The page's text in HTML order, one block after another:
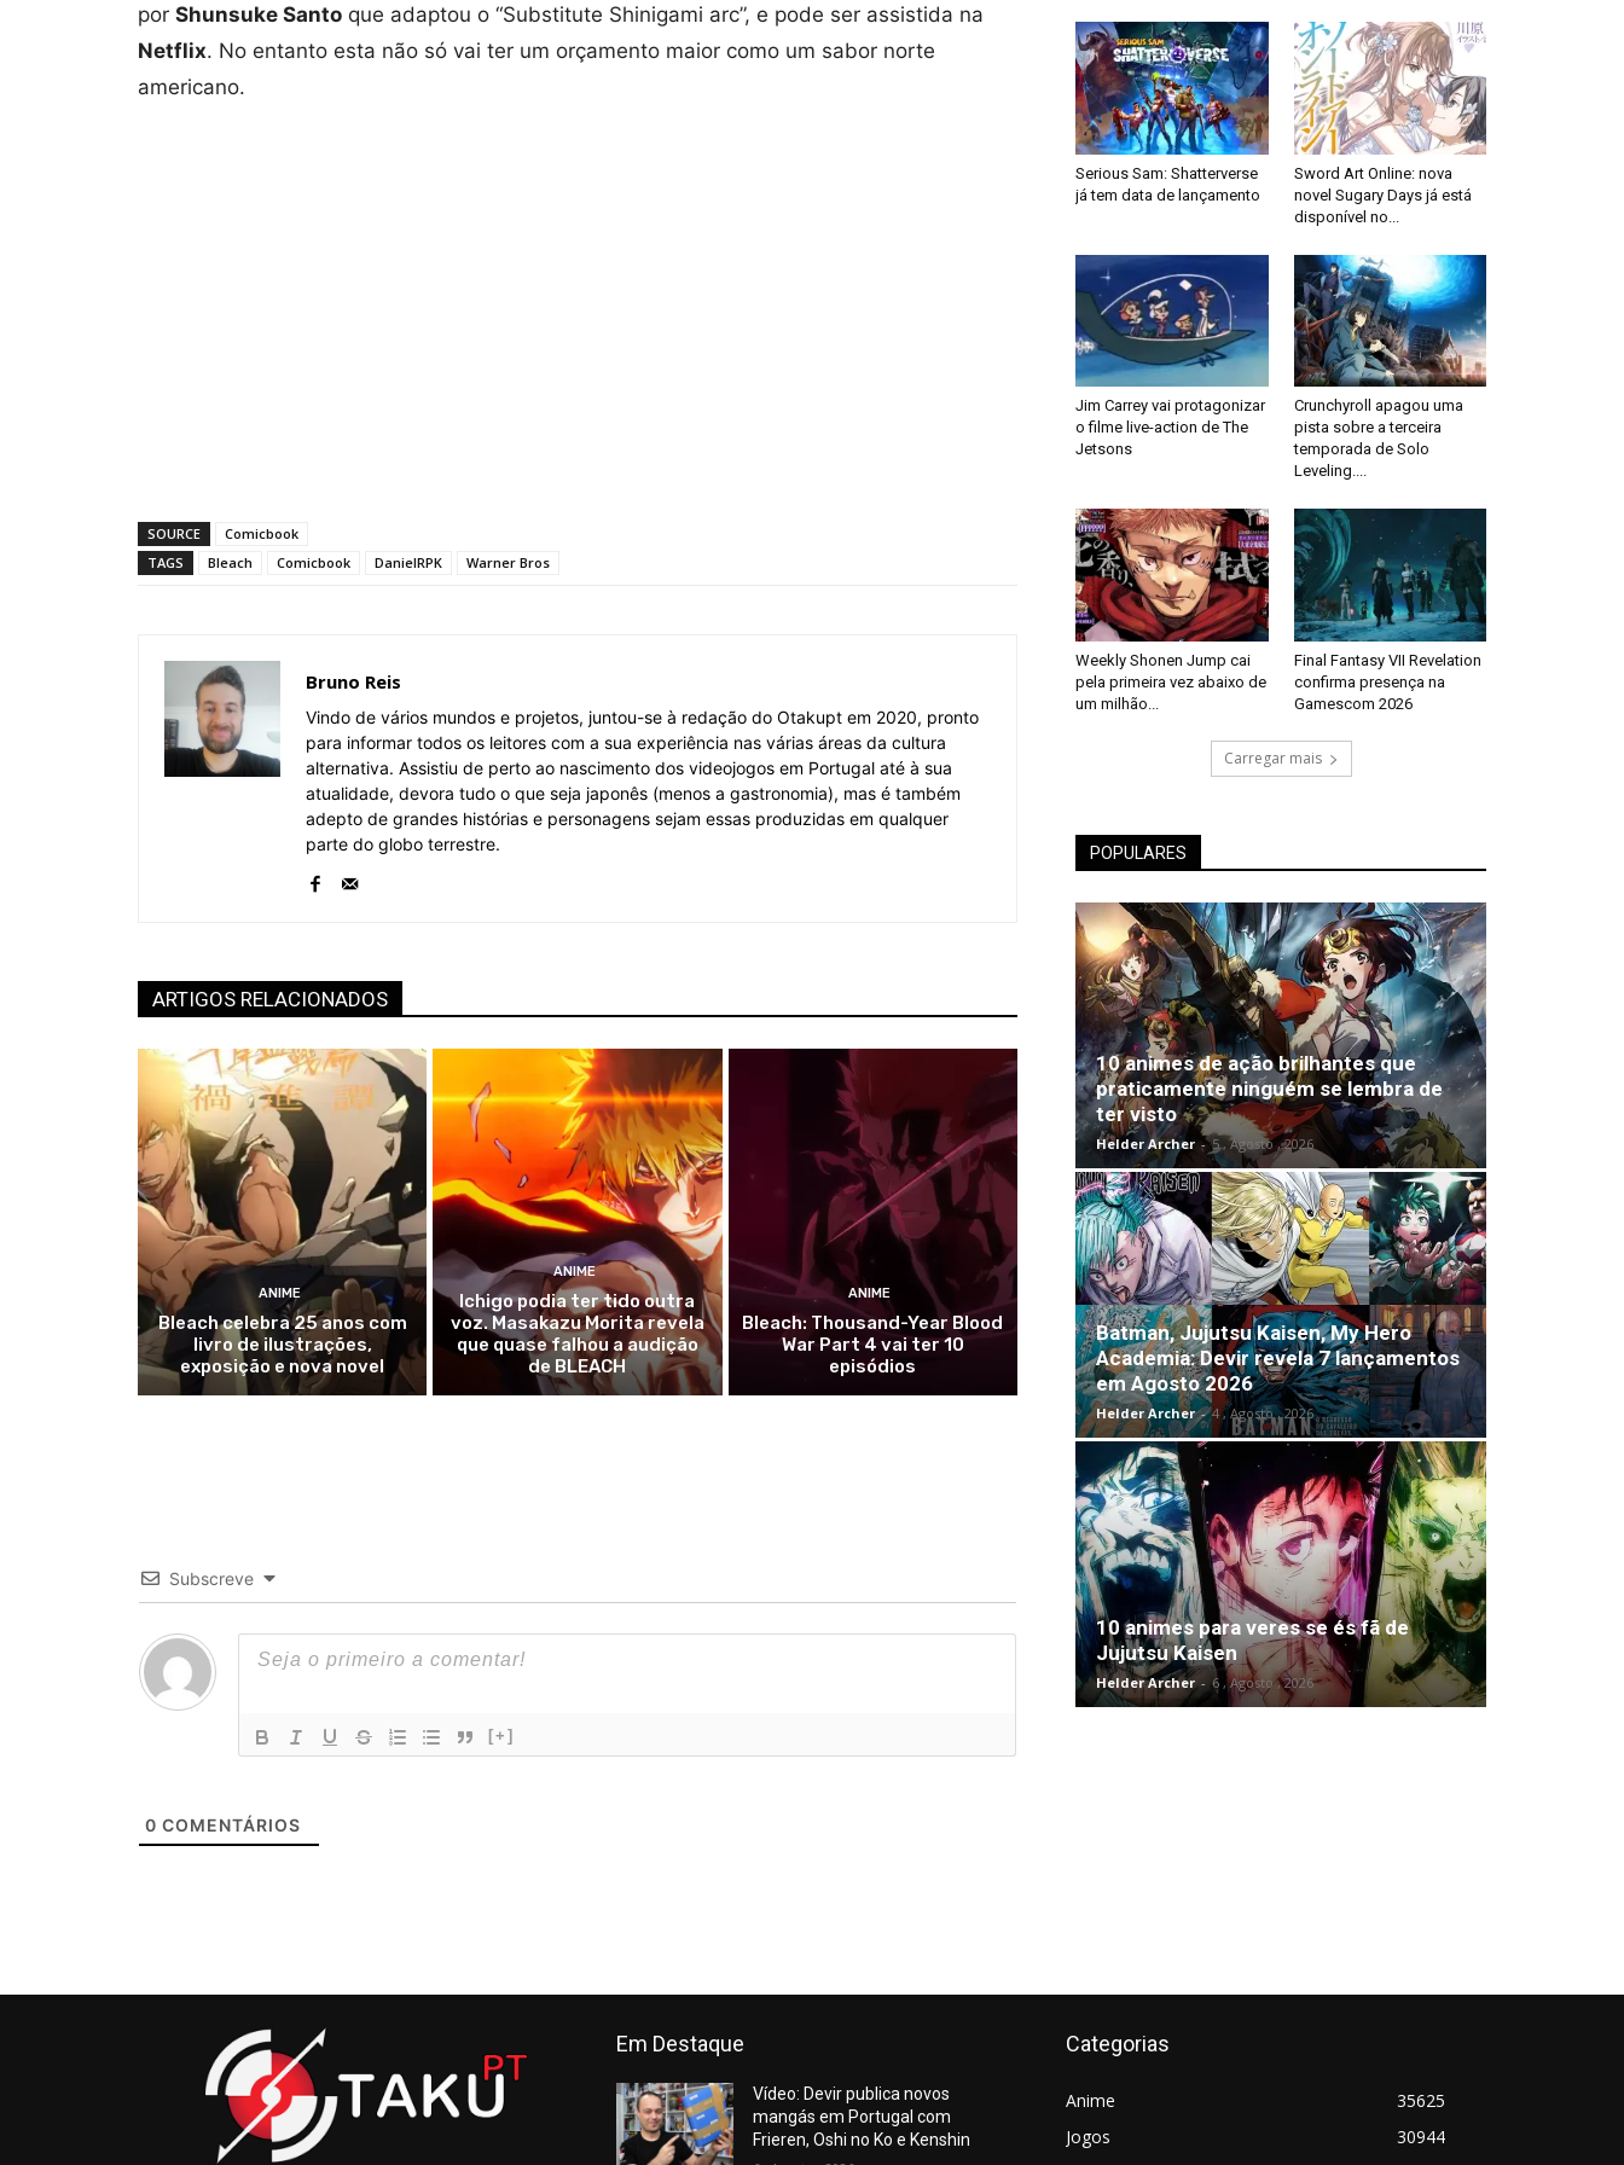
por Shunsuke Santo que adaptou o “Substitute Shinigami arc”, e pode ser assistida na
Netflix. No entanto esta não só vai ter um orçamento maior como um sabor norte
americano.
SOURCE
Comicbook
TAGS
Bleach Comicbook DanielRPK Warner Bros
Bruno Reis
Vindo de vários mundos e projetos, juntou-se à redação do Otakupt em 2020, pronto
para informar todos os leitores com a sua experiência nas várias áreas da cultura
alternativa. Assistiu de perto ao nascimento dos videojogos em Portugal até à sua
atualidade, devora tudo o que seja japonês (menos a gastronomia), mas é também
adepto de grandes histórias e personagens sejam essas produzidas em qualquer
parte do globo terrestre.
ARTIGOS RELACIONADOS
ANIME
Bleach celebra 25 anos com
livro de ilustrações,
exposição e nova novel
ANIME
Ichigo podia ter tido outra
voz. Masakazu Morita revela
que quase falhou a audição
de BLEACH
ANIME
Bleach: Thousand-Year Blood
War Part 4 vai ter 10
episódios
Subscreve
[+]
0 COMENTÁRIOS
Serious Sam: Shatterverse
já tem data de lançamento
Sword Art Online: nova
novel Sugary Days já está
disponível no...
Jim Carrey vai protagonizar
o filme live-action de The
Jetsons
Crunchyroll apagou uma
pista sobre a terceira
temporada de Solo
Leveling....
Weekly Shonen Jump cai
pela primeira vez abaixo de
um milhão...
Final Fantasy VII Revelation
confirma presença na
Gamescom 2026
Carregar mais
POPULARES
10 animes de ação brilhantes que
praticamente ninguém se lembra de
ter visto
Helder Archer - 5 , Agosto , 2026
Batman, Jujutsu Kaisen, My Hero
Academia: Devir revela 7 lançamentos
em Agosto 2026
Helder Archer - 4 , Agosto , 2026
10 animes para veres se és fã de
Jujutsu Kaisen
Helder Archer - 6 , Agosto , 2026
Em Destaque
Vídeo: Devir publica novos
mangás em Portugal com
Frieren, Oshi no Ko e Kenshin
Categorias
Anime
35625
Jogos
30944